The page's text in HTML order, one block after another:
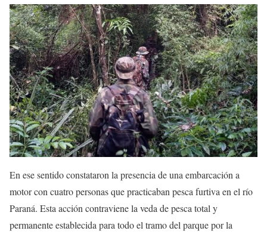
En ese sentido constataron la presencia de una embarcación a
motor con cuatro personas que practicaban pesca furtiva en el río
Paraná. Esta acción contraviene la veda de pesca total y
permanente establecida para todo el tramo del parque por la